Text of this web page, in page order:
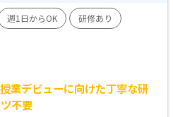
週1日からOK
研修あり
業デビューに向けた丁寧な研
不要